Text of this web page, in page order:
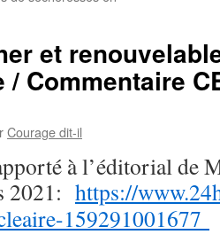
et
/ Commentaire
Courage dit-il
à l’éditorial de
2021: https://
159291001677